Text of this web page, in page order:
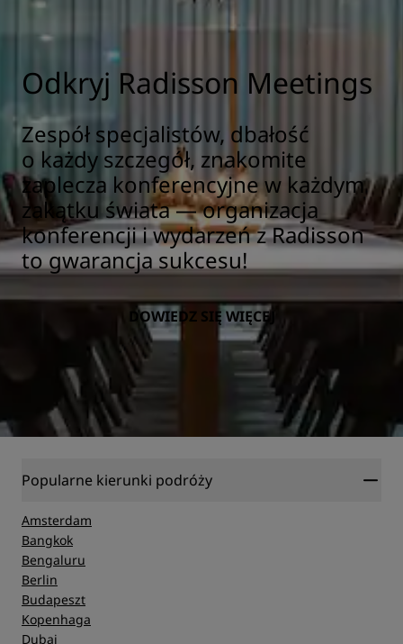
Odkryj Radisson Meetings
Zespół specjalistów, dbałość
o każdy szczegół, znakomite
zaplecza konferencyjne w każdym
zakątku świata — organizacja
konferencji i wydarzeń z Radisson
to gwarancja sukcesu!
DOWIEDZ SIĘ WIĘCEJ
Popularne kierunki podróży
Amsterdam
Bangkok
Bengaluru
Berlin
Budapeszt
Kopenhaga
Dubaj